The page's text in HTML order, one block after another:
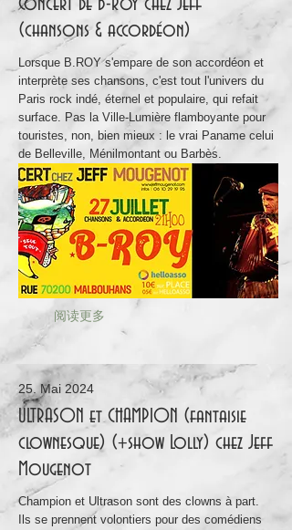
Concert de B-Roy chez Jeff
(chansons & accordéon)
Lorsque B.ROY s'empare de son accordéon et
interprète ses chansons, c'est tout l'univers du
Paris rock indé, éternel et populaire, qui refait
surface. Pas la Ville-Lumière flamboyante pour
touristes, non, bien mieux : le vrai Paname celui
de Belleville, Ménilmontant ou Barbès.
阅读更多
25. Mai 2024
ULTRASON et CHAMPION (fantaisie
clownesque) (+show Lolly) chez Jeff
Mougenot
Champion et Ultrason sont des clowns à part.
Ils se prennent volontiers pour des comédiens